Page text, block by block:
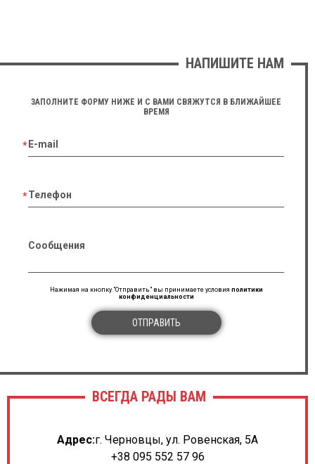
НАПИШИТЕ НАМ
ЗАПОЛНИТЕ ФОРМУ НИЖЕ И С ВАМИ СВЯЖУТСЯ В БЛИЖАЙШЕЕ
ВРЕМЯ
E-mail
Телефон
Сообщения
Нажимая на кнопку "Отправить" вы принимаете условия политики
конфиденциальности
ОТПРАВИТЬ
ВСЕГДА РАДЫ ВАМ
Адрес:г. Черновцы, ул. Ровенская, 5А
+38 095 552 57 96